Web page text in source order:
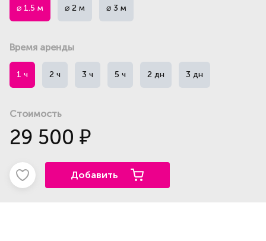
⌀ 1.5 м ⌀ 2 м ⌀ 3 м
Время аренды
1 ч 2 ч 3 ч 5 ч 2 дн 3 дн
Стоимость
29 500 ₽
Добавить